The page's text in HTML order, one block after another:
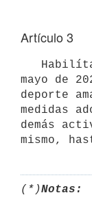
Artículo 3
mayo de
deporte
medidas
demás
(*)Notas: